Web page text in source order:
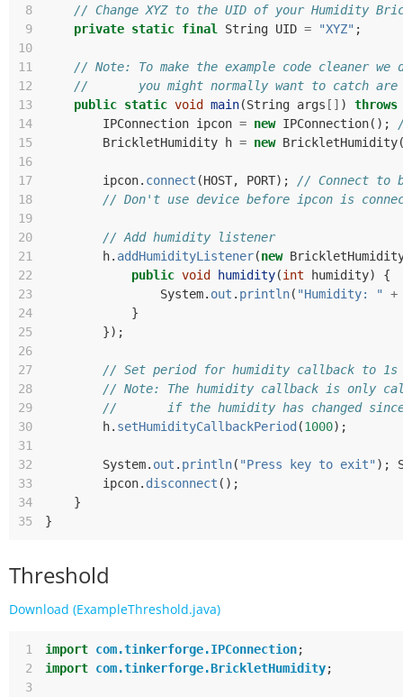
8
// Change XYZ to the UID of your Humidity
9
private static final String UID = "XYZ" ;
10
11
// Note: To make the example code cleaner
12
//       you might normally want to catch are
13
public static void main(String args [] )
throws
14
IPConnection ipcon = new IPConnection();
15
BrickletHumidity h = new BrickletHumidity
16
17
ipcon. connect (HOST, PORT);
// Connect to
18
// Don't use device before ipcon is
19
20
// Add humidity listener
21
h. addHumidityListener(new
22
public void humidity(int humidity)
{
23
System. out . println( "Humidity: "
+
24
}
25
});
26
27
// Set period for humidity callback to 1s
28
// Note: The humidity callback is only
29
//       if the humidity has changed
30
h. setHumidityCallbackPeriod (1000);
31
32
System. out . println( "Press key to exit" );
33
ipcon. disconnect ();
34
}
35
}
Threshold
Download (ExampleThreshold.java)
1 import com.tinkerforge.IPConnection;
2
import com.tinkerforge.BrickletHumidity;
3